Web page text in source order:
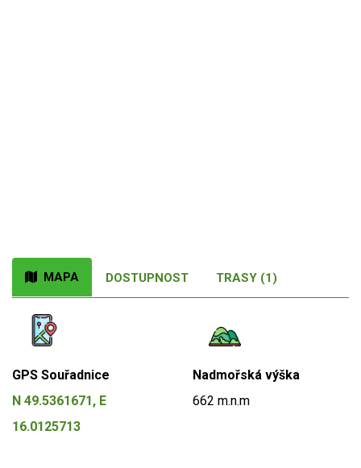
MAPA DOSTUPNOST TRASY (1)
GPS Souřadnice
N 49.5361671, E
16.0125713
Nadmořská výška
662 m.n.m